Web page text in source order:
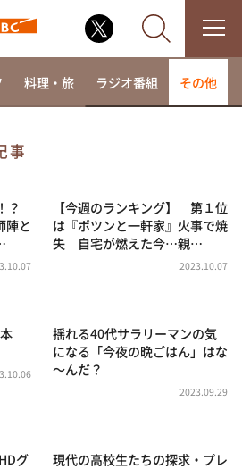
ど・・・
バラエティ！～ やすとものいたっ
×福井アナ「なんでやねん！？」
料理・旅 ラジオ番組 その他
事
？
陣と
【今週のランキング】 第１位
は『ポツンと一軒家』火事で焼
失 自宅が燃えた今…親…
2023.10.07
揺れる40代サラリーマンの気
になる「今夜の晩ごはん」はな
～んだ？
2023.09.29
グ
現代の高校生たちの探求・プレ